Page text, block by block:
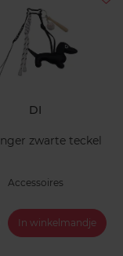
DI
zwarte teckel
Accessoires
In winkelmandje